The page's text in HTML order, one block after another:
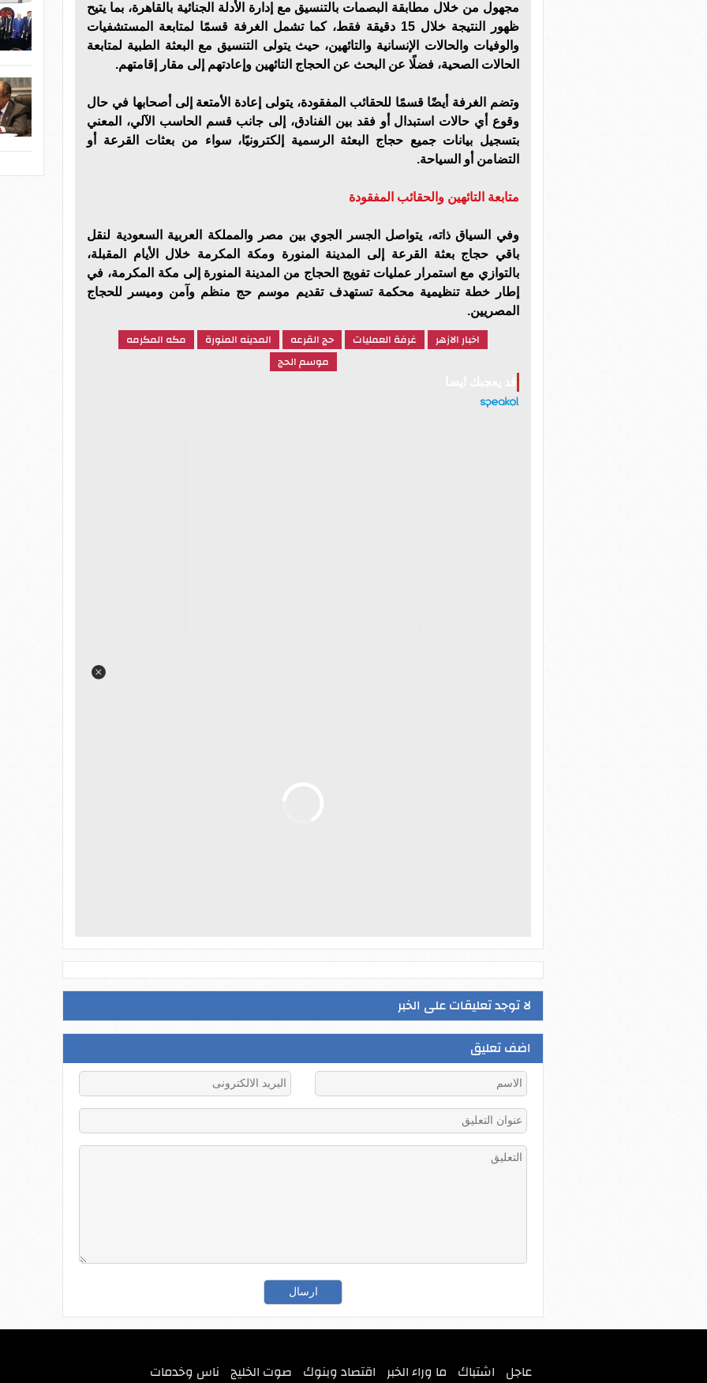
مجهول من خلال مطابقة البصمات بالتنسيق مع إدارة الأدلة الجنائية بالقاهرة، بما يتيح
ظهور النتيجة خلال 15 دقيقة فقط، كما تشمل الغرفة قسمًا لمتابعة المستشفيات
والوفيات والحالات الإنسانية والتائهين، حيث يتولى التنسيق مع البعثة الطبية لمتابعة
الحالات الصحية، فضلًا عن البحث عن الحجاج التائهين وإعادتهم إلى مقار إقامتهم.
وتضم الغرفة أيضًا قسمًا للحقائب المفقودة، يتولى إعادة الأمتعة إلى أصحابها في حال
وقوع أي حالات استبدال أو فقد بين الفنادق، إلى جانب قسم الحاسب الآلي، المعني
بتسجيل بيانات جميع حجاج البعثة الرسمية إلكترونيًا، سواء من بعثات القرعة أو
التضامن أو السياحة.
متابعة التائهين والحقائب المفقودة
وفي السياق ذاته، يتواصل الجسر الجوي بين مصر والمملكة العربية السعودية لنقل
باقي حجاج بعثة القرعة إلى المدينة المنورة ومكة المكرمة خلال الأيام المقبلة،
بالتوازي مع استمرار عمليات تفويج الحجاج من المدينة المنورة إلى مكة المكرمة، في
إطار خطة تنظيمية محكمة تستهدف تقديم موسم حج منظم وآمن وميسر للحجاج
المصريين.
اخبار الازهر غرفة العمليات حج القرعه المدينه المنورة
مكه المكرمه
موسم الحج
لا توجد تعليقات على الخبر
اضف تعليق
عاجل اشتباك ما وراء الخبر اقتصاد وبنوك صوت الخليج ناس وخدمات